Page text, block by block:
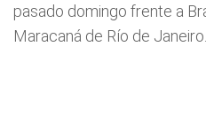
pasado domingo frente a
Maracaná de Río de Janeiro.